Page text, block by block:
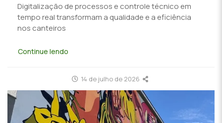
Digitalização de processos e controle técnico em
tempo real transformam a qualidade e a eficiência
nos canteiros
Continue lendo
14 de julho de 2026